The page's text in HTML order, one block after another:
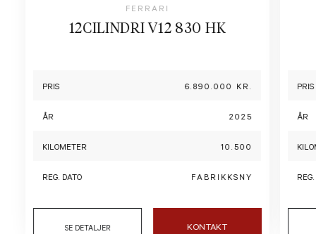
FERRARI
12CILINDRI V12 830 HK
PRIS 6.890.000 KR.
ÅR 2025
KILOMETER 10.500
REG. DATO FABRIKKSNY
SE DETALJER KONTAKT
PRIS
ÅR